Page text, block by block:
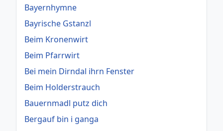
Bayernhymne
Bayrische Gstanzl
Beim Kronenwirt
Beim Pfarrwirt
Bei mein Dirndal ihrn Fenster
Beim Holderstrauch
Bauernmadl putz dich
Bergauf bin i ganga